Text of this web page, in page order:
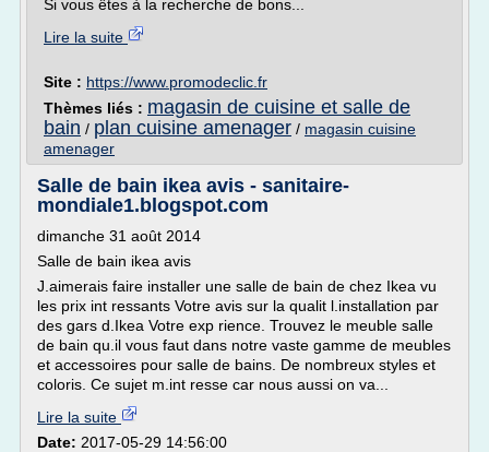
Si vous êtes à la recherche de bons...
Lire la suite
Site : https://www.promodeclic.fr
Thèmes liés : magasin de cuisine et salle de
bain / plan cuisine amenager / magasin cuisine
amenager
Salle de bain ikea avis - sanitaire-
mondiale1.blogspot.com
dimanche 31 août 2014
Salle de bain ikea avis
J.aimerais faire installer une salle de bain de chez Ikea vu
les prix int ressants Votre avis sur la qualit l.installation par
des gars d.Ikea Votre exp rience. Trouvez le meuble salle
de bain qu.il vous faut dans notre vaste gamme de meubles
et accessoires pour salle de bains. De nombreux styles et
coloris. Ce sujet m.int resse car nous aussi on va...
Lire la suite
Date: 2017-05-29 14:56:00